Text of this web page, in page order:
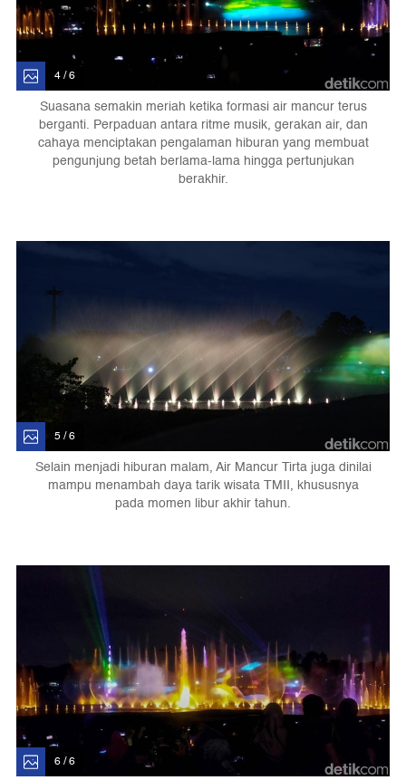
4 / 6
Suasana semakin meriah ketika formasi air mancur terus
berganti. Perpaduan antara ritme musik, gerakan air, dan
cahaya menciptakan pengalaman hiburan yang membuat
pengunjung betah berlama-lama hingga pertunjukan
berakhir.
5 / 6
Selain menjadi hiburan malam, Air Mancur Tirta juga dinilai
mampu menambah daya tarik wisata TMII, khususnya
pada momen libur akhir tahun.
6 / 6